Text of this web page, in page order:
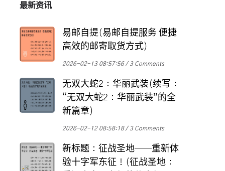
最新资讯
易邮自提(易邮自提服务 便捷
高效的邮寄取货方式)
2026-02-13 08:57:56 3 Comments
无双大蛇2：华丽武装(续写：
“无双大蛇2：华丽武装”的全
新篇章)
2026-02-12 08:58:18 3 Comments
新标题：征战圣地——重新体
验十字军东征！(征战圣地：